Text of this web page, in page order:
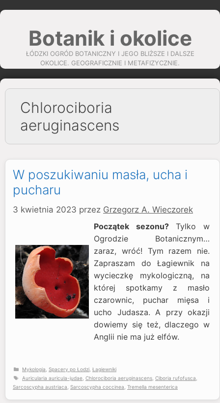
Przejdź
Botanik i okolice
ŁÓDZKI OGRÓD BOTANICZNY I JEGO BLIŻSZE I DALSZE
OKOLICE. GEOGRAFICZNIE I METAFIZYCZNIE.
Chlorociboria
aeruginascens
W poszukiwaniu masła, ucha i
pucharu
3 kwietnia 2023 przez Grzegorz A. Wieczorek
Początek sezonu?Tylko w
Ogrodzie Botanicznym…
zaraz, wróć! Tym razem nie.
Zapraszam do Łagiewnik na
wycieczkę mykologiczną, na
której spotkamy z masło
czarownic, puchar mięsa i
ucho Judasza. A przy okazji
dowiemy się też, dlaczego w
Anglii nie ma już elfów.
Kategorie
Mykologia Spacery po Łodzi Łagiewniki
Tagi
Auricularia auricula-judae Chlorociboria aeruginascens Ciboria rufofusca
Sarcoscypha austriaca Sarcoscypha coccinea Tremella mesenterica